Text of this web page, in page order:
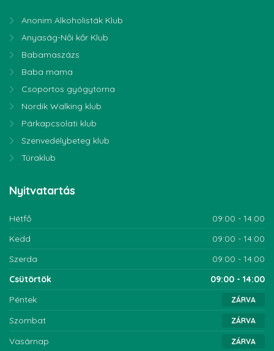
Anonim Alkoholisták Klub
Anyaság-Női kőr Klub
Babamaszázs
Baba mama
Csoportos gyógytorna
Nordik Walking klub
Párkapcsolati klub
Szenvedélybeteg klub
Túraklub
Nyitvatartás
Hétfő
09:00 - 14:00
Kedd
09:00 - 14:00
Szerda
09:00 - 14:00
Csütörtök
09:00 - 14:00
Péntek
ZÁRVA
Szombat ZÁRVA
Vasárnap ZÁRVA